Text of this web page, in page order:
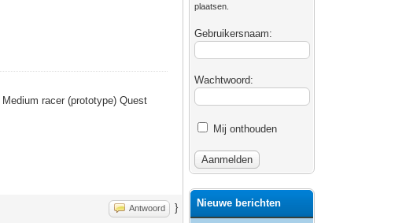
racer (prototype) Quest
Antwoord }
plaatsen.
Gebruikersnaam:
Wachtwoord:
Mij onthouden
Nieuwe berichten